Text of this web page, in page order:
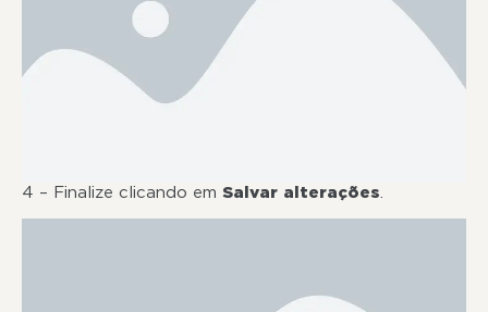
4 – Finalize clicando em Salvar alterações.